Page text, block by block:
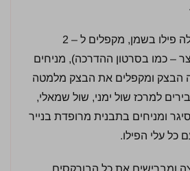
משמנים עלה פילו בשמן, מקפלים ל – 2
– כמו בסרטון ההדרכה), מניחים
הבצק ומקפלים את הבצק מלמטה
למרכז שול ימני, שול שמאלי,
ומניחים בתבנית מרופדת בנייר
כל עלי הפילו.
לדרג: